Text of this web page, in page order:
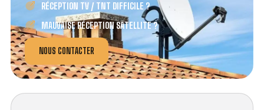
RÉCEPTION TV / TNT DIFFICILE ?
MAUVAISE RÉCEPTION SATELLITE ?
NOUS CONTACTER